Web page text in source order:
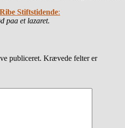
Ribe Stiftstidende:
paa et lazaret.
publiceret. Krævede felter er